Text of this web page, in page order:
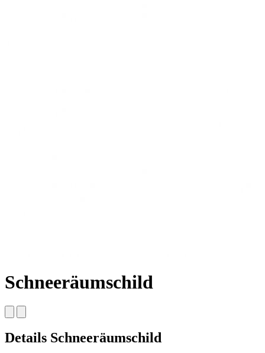
Schneeräumschild
Details Schneeräumschild